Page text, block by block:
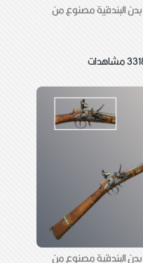
البندقية مصنوع من
مشاهدات
البندقية مصنوع من